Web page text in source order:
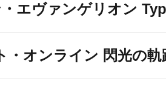
エヴァンゲリオン
・オンライン 閃光の軌